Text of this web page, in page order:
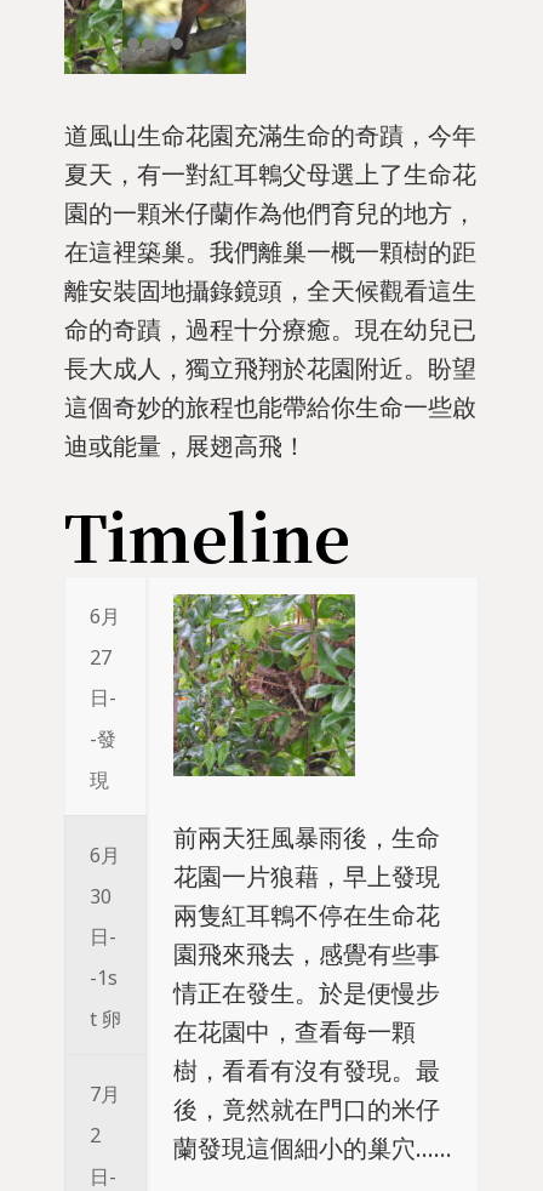
道風山生命花園充滿生命的奇蹟，今年
夏天，有一對紅耳鵯父母選上了生命花
園的一顆米仔蘭作為他們育兒的地方，
在這裡築巢。我們離巢一概一顆樹的距
離安裝固地攝錄鏡頭，全天候觀看這生
命的奇蹟，過程十分療癒。現在幼兒已
長大成人，獨立飛翔於花園附近。盼望
這個奇妙的旅程也能帶給你生命一些啟
迪或能量，展翅高飛！
Timeline
6月
27
日-
-發
現
6月
30
日-
-1s
t 卵
7月
2
日-
前兩天狂風暴雨後，生命
花園一片狼藉，早上發現
兩隻紅耳鵯不停在生命花
園飛來飛去，感覺有些事
情正在發生。於是便慢步
在花園中，查看每一顆
樹，看看有沒有發現。最
後，竟然就在門口的米仔
蘭發現這個細小的巢穴……